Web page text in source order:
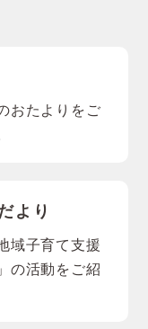
おたよりをご
より
域子育て支援
の活動をご紹